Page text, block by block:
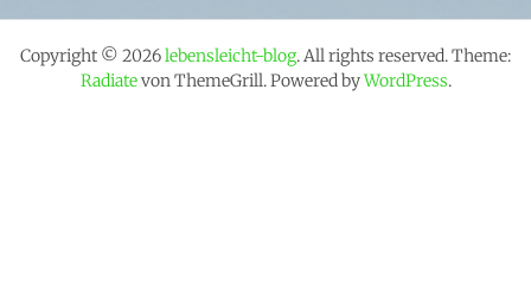
Copyright © 2026lebensleicht-blog. All rights reserved. Theme:
Radiatevon ThemeGrill. Powered byWordPress.